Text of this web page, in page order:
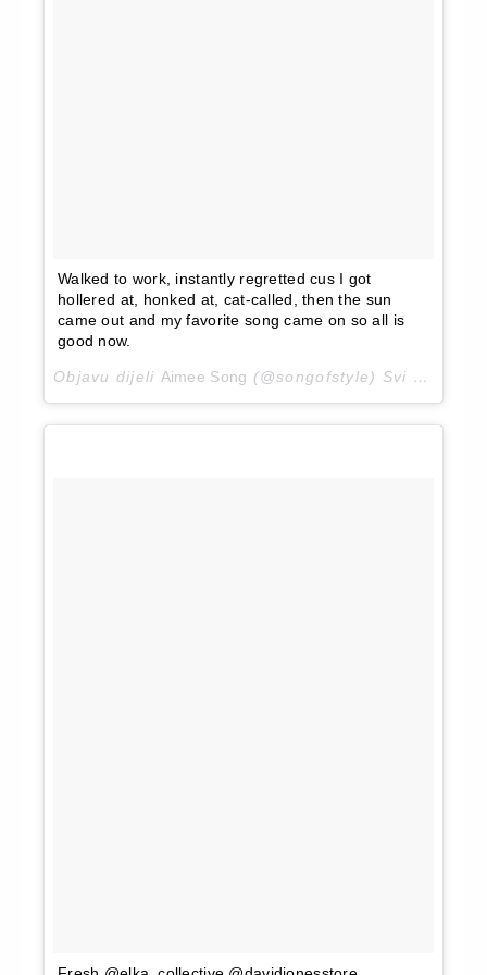
Walked to work, instantly regretted cus I got
hollered at, honked at, cat-called, then the sun
came out and my favorite song came on so all is
good now.
Objavu dijeli Aimee Song (@songofstyle) Svi 17, 2018 u 10:56 PDT